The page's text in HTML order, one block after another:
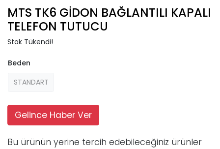
MTS TK6 GİDON BAĞLANTILI KAPALI
TELEFON TUTUCU
Stok Tükendi!
Beden
STANDART
Gelince Haber Ver
Bu ürünün yerine tercih edebileceğiniz ürünler